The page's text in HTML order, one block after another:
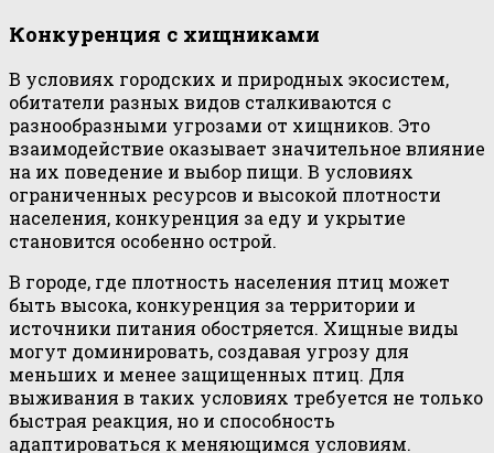
Конкуренция с хищниками
В условиях городских и природных экосистем,
обитатели разных видов сталкиваются с
разнообразными угрозами от хищников. Это
взаимодействие оказывает значительное влияние
на их поведение и выбор пищи. В условиях
ограниченных ресурсов и высокой плотности
населения, конкуренция за еду и укрытие
становится особенно острой.
В городе, где плотность населения птиц может
быть высока, конкуренция за территории и
источники питания обостряется. Хищные виды
могут доминировать, создавая угрозу для
меньших и менее защищенных птиц. Для
выживания в таких условиях требуется не только
быстрая реакция, но и способность
адаптироваться к меняющимся условиям.